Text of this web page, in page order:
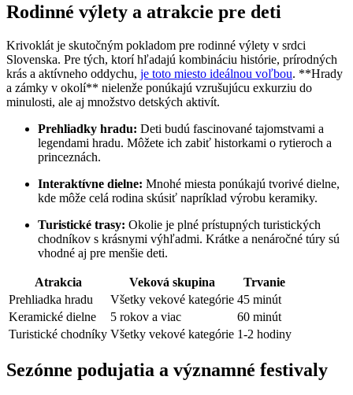
Rodinné výlety a atrakcie pre deti
Krivoklát je skutočným pokladom pre rodinné výlety v srdci
Slovenska. Pre tých, ktorí hľadajú kombináciu histórie, prírodných
krás a aktívneho oddychu, je toto miesto ideálnou voľbou. **Hrady
a zámky v okolí** nielenže ponúkajú vzrušujúcu exkurziu do
minulosti, ale aj množstvo detských aktivít.
Prehliadky hradu: Deti budú fascinované tajomstvami a
legendami hradu. Môžete ich zabiť historkami o rytieroch a
princeznách.
Interaktívne dielne: Mnohé miesta ponúkajú tvorivé dielne,
kde môže celá rodina skúsiť napríklad výrobu keramiky.
Turistické trasy: Okolie je plné prístupných turistických
chodníkov s krásnymi výhľadmi. Krátke a nenáročné túry sú
vhodné aj pre menšie deti.
Atrakcia Veková skupina
Trvanie
Prehliadka hradu
Všetky vekové kategórie 45 minút
Keramické dielne
5 rokov a viac
60 minút
Turistické chodníky Všetky vekové kategórie 1-2 hodiny
Sezónne podujatia a významné festivaly